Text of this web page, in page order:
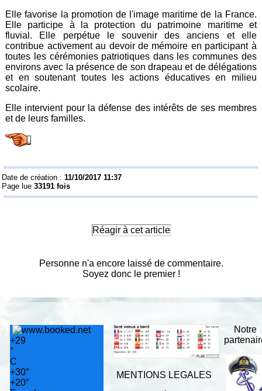
Elle favorise la promotion de l'image maritime de la France.
Elle participe à la protection du patrimoine maritime et
fluvial. Elle perpétue le souvenir des anciens et elle
contribue activement au devoir de mémoire en participant à
toutes les cérémonies patriotiques dans les communes des
environs avec la présence de son drapeau et de délégations
et en soutenant toutes les actions éducatives en milieu
scolaire.
Elle intervient pour la défense des intérêts de ses membres
et de leurs familles.
Date de création :11/10/2017 11:37
Page lue33191 fois
Réagir à cet article
Personne n'a encore laissé de commentaire.
Soyez donc le premier !
+29
°
C
+30°
+20°
MENTIONS LEGALES
Notre